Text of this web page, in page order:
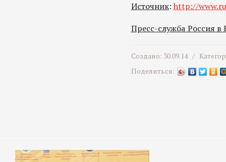
Источник: http://
Пресс-служба Россия в
Создано: 30.09.14 /
Поделиться: